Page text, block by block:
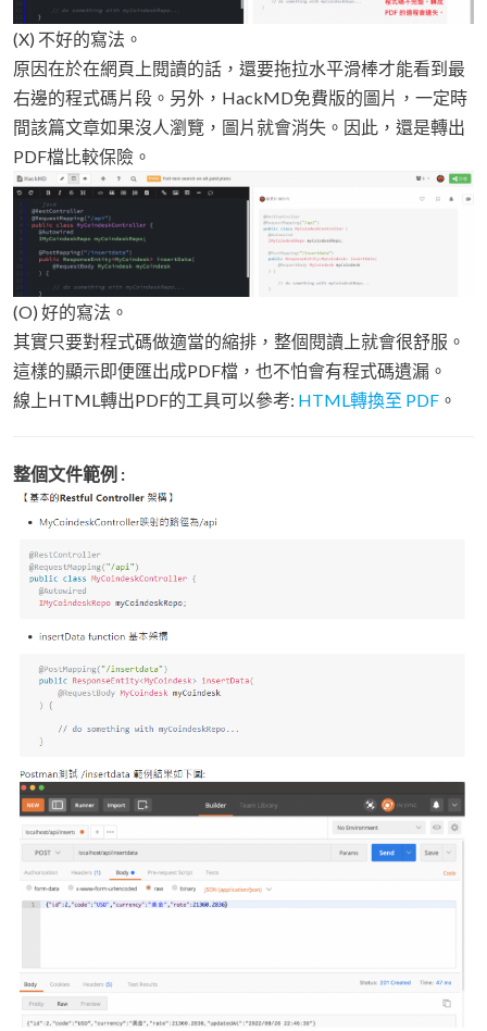
(X) 不好的寫法。
原因在於在網頁上閱讀的話，還要拖拉水平滑棒才能看到最
右邊的程式碼片段。另外，HackMD免費版的圖片，一定時
間該篇文章如果沒人瀏覽，圖片就會消失。因此，還是轉出
PDF檔比較保險。
(O) 好的寫法。
其實只要對程式碼做適當的縮排，整個閱讀上就會很舒服。
這樣的顯示即便匯出成PDF檔，也不怕會有程式碼遺漏。
線上HTML轉出PDF的工具可以參考: HTML轉換至 PDF 。
整個文件範例 :